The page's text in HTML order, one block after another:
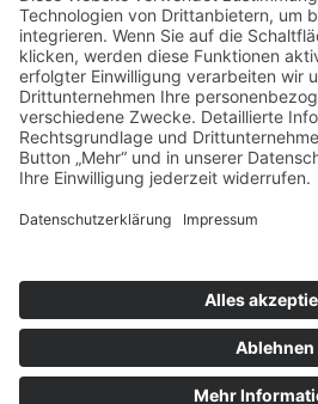
Folgen Sie uns auf
Aloha Ohana
Karriere
Datenschutz
Cookie-Einstellungen